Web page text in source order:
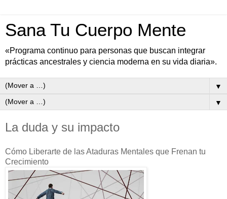
Sana Tu Cuerpo Mente
«Programa continuo para personas que buscan integrar
prácticas ancestrales y ciencia moderna en su vida diaria».
▼
▼
La duda y su impacto
Cómo Liberarte de las Ataduras Mentales que Frenan tu
Crecimiento